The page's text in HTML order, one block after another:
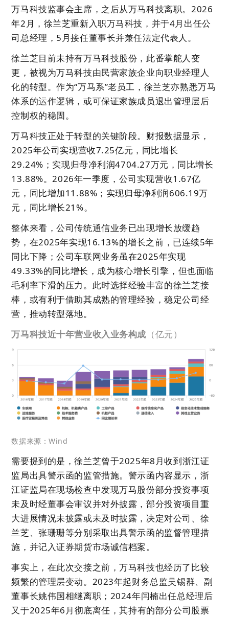
万马科技监事会主席，之后从万马科技离职。2026
年2月，徐兰芝重新入职万马科技，并于4月出任公
司总经理，5月接任董事长并兼任法定代表人。
徐兰芝目前未持有万马科技股份，此番掌舵人变
更，被视为万马科技由民营家族企业向职业经理人
化的转型。作为“万马系”老员工，徐兰芝亦熟悉万马
体系的运作逻辑，或可保证家族成员退出管理层后
控制权的稳固。
万马科技正处于转型的关键阶段。财报数据显示，
2025年公司实现营收7.25亿元，同比增长
29.24%；实现归母净利润4704.27万元，同比增长
13.88%。2026年一季度，公司实现营收1.67亿
元，同比增加11.88%；实现归母净利润606.19万
元，同比增长21%。
整体来看，公司传统通信业务已出现增长放缓趋
势，在2025年实现16.13%的增长之前，已连续5年
同比下降；公司车联网业务虽在2025年实现
49.33%的同比增长，成为核心增长引擎，但也面临
毛利率下滑的压力。此时选择经验丰富的徐兰芝接
棒，或有利于借助其成熟的管理经验，稳定公司经
营，推动转型落地。
万马科技近十年营业收入业务构成 （亿元）
数据来源：Wind
需要提到的是，徐兰芝曾于2025年8月收到浙江证
监局出具警示函的监管措施。警示函内容显示，浙
江证监局在现场检查中发现万马股份部分投资事项
未及时经董事会审议并对外披露，部分投资项目重
大进展情况未披露或未及时披露，决定对公司、徐
兰芝、张珊珊等分别采取出具警示函的监督管理措
施，并记入证券期货市场诚信档案。
事实上，在此次交接之前，万马科技也经历了比较
频繁的管理层变动。2023年起财务总监吴锡群、副
董事长姚伟国相继离职；2024年闫楠出任总经理后
又于2025年6月彻底离任，其持有的部分公司股票